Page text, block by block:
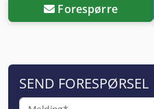
Forespørre
SEND FORESPØRSEL